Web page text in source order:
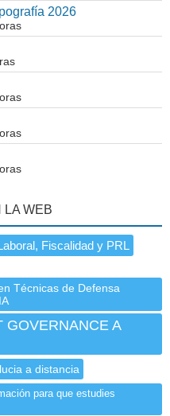
2026
LA WEB
Fiscalidad y PRL
Técnicas de Defensa
GOVERNANCE A
a distancia
para que estudies